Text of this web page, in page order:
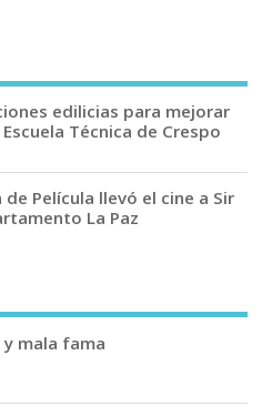
edilicias para mejorar
Técnica de Crespo
de Película llevó el cine a Sir
La Paz
mala fama